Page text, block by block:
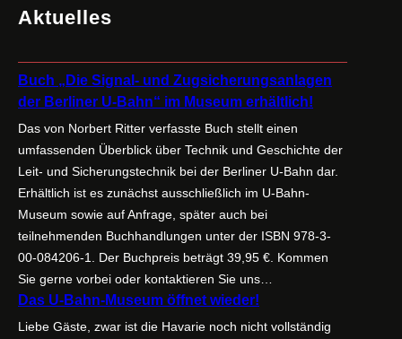
Aktuelles
Buch „Die Signal- und Zugsicherungsanlagen
der Berliner U-Bahn“ im Museum erhältlich!
Das von Norbert Ritter verfasste Buch stellt einen
umfassenden Überblick über Technik und Geschichte der
Leit- und Sicherungstechnik bei der Berliner U-Bahn dar.
Erhältlich ist es zunächst ausschließlich im U-Bahn-
Museum sowie auf Anfrage, später auch bei
teilnehmenden Buchhandlungen unter der ISBN 978-3-
00-084206-1. Der Buchpreis beträgt 39,95 €. Kommen
Sie gerne vorbei oder kontaktieren Sie uns…
Das U-Bahn-Museum öffnet wieder!
Liebe Gäste, zwar ist die Havarie noch nicht vollständig